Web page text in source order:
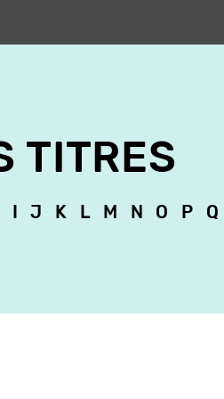
TITRES
I J K L M N O P Q